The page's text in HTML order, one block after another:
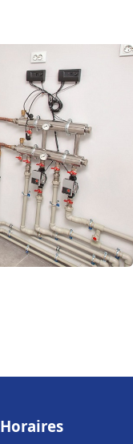
Horaires